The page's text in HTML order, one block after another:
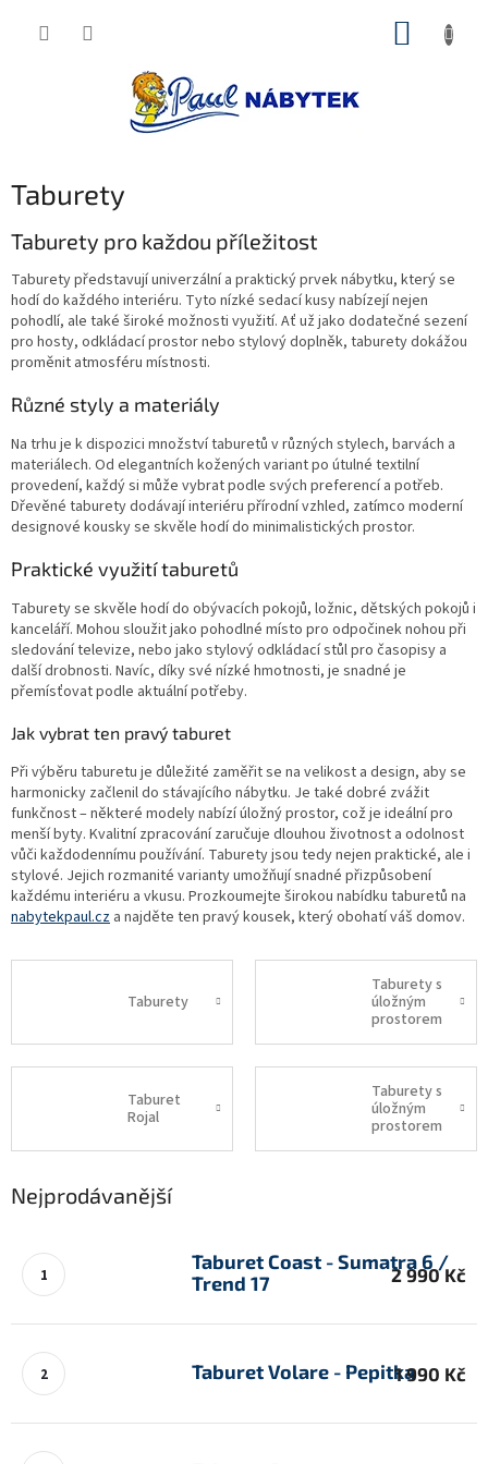
Taburety
Taburety pro každou příležitost
Taburety představují univerzální a praktický prvek nábytku, který se
hodí do každého interiéru. Tyto nízké sedací kusy nabízejí nejen
pohodlí, ale také široké možnosti využití. Ať už jako dodatečné sezení
pro hosty, odkládací prostor nebo stylový doplněk, taburety dokážou
proměnit atmosféru místnosti.
Různé styly a materiály
Na trhu je k dispozici množství taburetů v různých stylech, barvách a
materiálech. Od elegantních kožených variant po útulné textilní
provedení, každý si může vybrat podle svých preferencí a potřeb.
Dřevěné taburety dodávají interiéru přírodní vzhled, zatímco moderní
designové kousky se skvěle hodí do minimalistických prostor.
Praktické využití taburetů
Taburety se skvěle hodí do obývacích pokojů, ložnic, dětských pokojů i
kanceláří. Mohou sloužit jako pohodlné místo pro odpočinek nohou při
sledování televize, nebo jako stylový odkládací stůl pro časopisy a
další drobnosti. Navíc, díky své nízké hmotnosti, je snadné je
přemísťovat podle aktuální potřeby.
Jak vybrat ten pravý taburet
Při výběru taburetu je důležité zaměřit se na velikost a design, aby se
harmonicky začlenil do stávajícího nábytku. Je také dobré zvážit
funkčnost – některé modely nabízí úložný prostor, což je ideální pro
menší byty. Kvalitní zpracování zaručuje dlouhou životnost a odolnost
vůči každodennímu používání. Taburety jsou tedy nejen praktické, ale i
stylové. Jejich rozmanité varianty umožňují snadné přizpůsobení
každému interiéru a vkusu. Prozkoumejte širokou nabídku taburetů na
nabytekpaul.cz a najděte ten pravý kousek, který obohatí váš domov.
Taburety
Taburety s
úložným
prostorem
Taburet
Rojal
Taburety s
úložným
prostorem
Nejprodávanější
Taburet Coast - Sumatra 6 /
Trend 17
2 990 Kč
Taburet Volare - Pepitka1 990 Kč